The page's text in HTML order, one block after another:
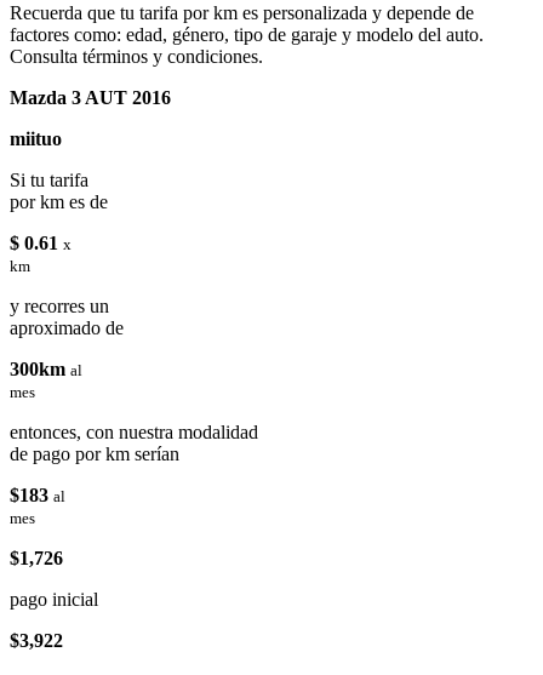
Recuerda que tu tarifa por km es personalizada y depende de
factores como: edad, género, tipo de garaje y modelo del auto.
Consulta términos y condiciones.
Mazda 3 AUT 2016
miituo
Si tu tarifa
por km es de
$ 0.61 x
km
y recorres un
aproximado de
300km al
mes
entonces, con nuestra modalidad
de pago por km serían
$183 al
mes
$1,726
pago inicial
$3,922